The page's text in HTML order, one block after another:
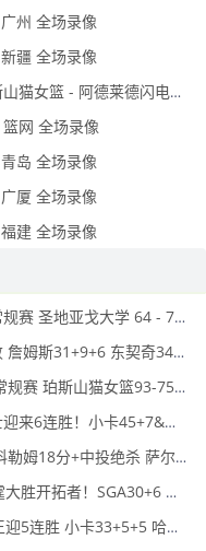
州 全场录像
疆 全场录像
2026年01月02日澳女篮常规赛 珀斯山猫女篮 - 阿德莱德闪电女篮 全场录像
网 全场录像
岛 全场录像
厦 全场录像
建 全场录像
2026年01月03日 01月03日NCAA常规赛 圣地亚戈大学 64 - 74 旧金山大学 集锦
2026年01月03日 湖人送灰熊三连败 詹姆斯31+9+6 东契奇34+6+8 莫兰特16+11
2026年01月02日 01月02日澳女篮常规赛 珀斯山猫女篮93-75阿德莱德闪电女篮 全场集锦
2026年01月02日 快船击败残阵爵士迎来6连胜！小卡45+7&末节20分 哈登20+7
2026年01月01日 奇才险胜雄鹿 麦科勒姆18分+中投绝杀 萨尔20+11 字母哥33+15
2026年01月01日 杨瀚森3分5板雷霆大胜开拓者！SGA30+6 霍姆格伦12+10+6帽
2025年12月31日 快船41分大胜国王迎5连胜 小卡33+5+5 哈登21+5 威少12分